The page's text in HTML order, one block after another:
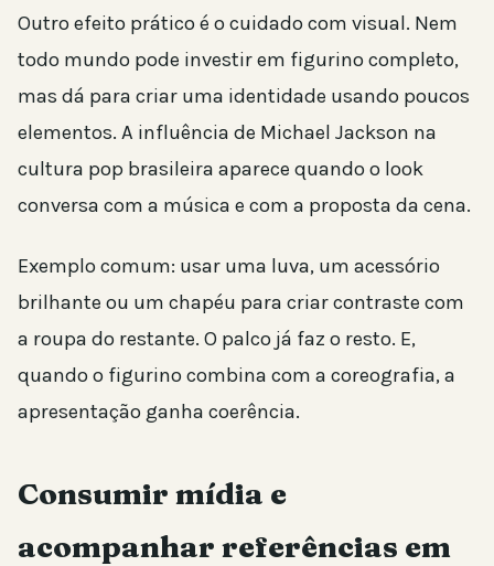
Outro efeito prático é o cuidado com visual. Nem
todo mundo pode investir em figurino completo,
mas dá para criar uma identidade usando poucos
elementos. A influência de Michael Jackson na
cultura pop brasileira aparece quando o look
conversa com a música e com a proposta da cena.
Exemplo comum: usar uma luva, um acessório
brilhante ou um chapéu para criar contraste com
a roupa do restante. O palco já faz o resto. E,
quando o figurino combina com a coreografia, a
apresentação ganha coerência.
Consumir mídia e
acompanhar referências em